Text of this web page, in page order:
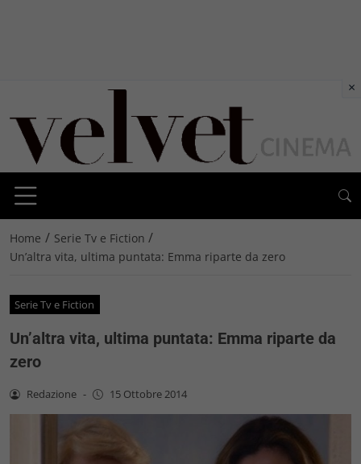
Home / Serie Tv e Fiction /
Un’altra vita, ultima puntata: Emma riparte da zero
Serie Tv e Fiction
Un’altra vita, ultima puntata: Emma riparte da
zero
Redazione - 15 Ottobre 2014
×